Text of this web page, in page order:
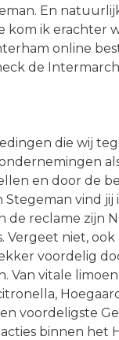
En
kom ik erachter
online
de
die wij
en door de
vind jij
de reclame zijn
Vergeet niet, ook
voordelig
Van vitale
voordeligste
binnen het